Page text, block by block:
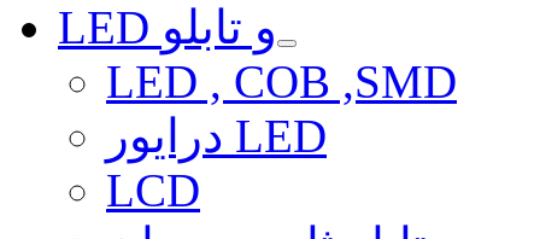
LED و تابلو
LED , COB ,SMD
درایور LED
LCD